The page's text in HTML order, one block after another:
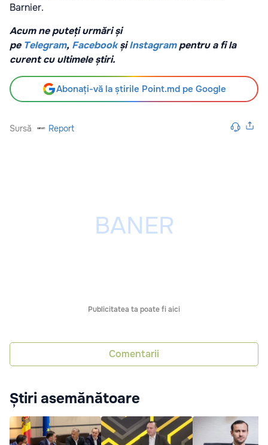
Barnier.
Acum ne puteți urmări și
pe Telegram, FacebookșiInstagrampentru a fi la
curent cu ultimele știri.
Abonați-vă la știrile Point.md pe Google
Sursă Report
Publicitatea ta poate fi aici
Comentarii
Știri asemănătoare